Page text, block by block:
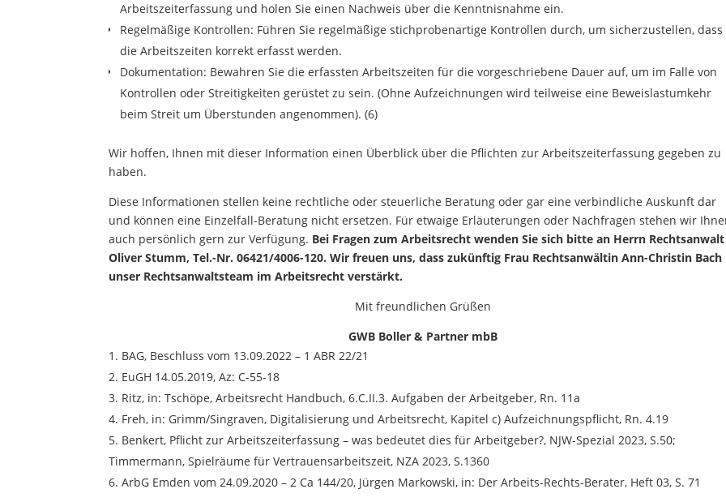
Arbeitszeiterfassung und holen Sie einen Nachweis über die Kenntnisnahme ein.
Regelmäßige Kontrollen: Führen Sie regelmäßige stichprobenartige Kontrollen durch, um sicherzustellen, dass
die Arbeitszeiten korrekt erfasst werden.
Dokumentation: Bewahren Sie die erfassten Arbeitszeiten für die vorgeschriebene Dauer auf, um im Falle von
Kontrollen oder Streitigkeiten gerüstet zu sein. (Ohne Aufzeichnungen wird teilweise eine Beweislastumkehr
beim Streit um Überstunden angenommen). (6)
Wir hoffen, Ihnen mit dieser Information einen Überblick über die Pflichten zur Arbeitszeiterfassung gegeben zu
haben.
Diese Informationen stellen keine rechtliche oder steuerliche Beratung oder gar eine verbindliche Auskunft dar
und können eine Einzelfall-Beratung nicht ersetzen. Für etwaige Erläuterungen oder Nachfragen stehen wir
auch persönlich gern zur Verfügung. Bei Fragen zum Arbeitsrecht wenden Sie sich bitte an Herrn Rechtsanwalt
Oliver Stumm, Tel.-Nr. 06421/4006-120.Wir freuen uns, dass zukünftig Frau Rechtsanwältin Ann-Christin Bach
unser Rechtsanwaltsteam im Arbeitsrecht verstärkt.
Mit freundlichen Grüßen
GWB Boller & Partner mbB
BAG, Beschluss vom 13.09.2022 – 1 ABR 22/21
EuGH 14.05.2019, Az: C-55-18
Ritz, in: Tschöpe, Arbeitsrecht Handbuch, 6.C.II.3. Aufgaben der Arbeitgeber, Rn. 11a
Freh, in: Grimm/Singraven, Digitalisierung und Arbeitsrecht, Kapitel c) Aufzeichnungspflicht, Rn. 4.19
Benkert, Pflicht zur Arbeitszeiterfassung – was bedeutet dies für Arbeitgeber?, NJW-Spezial 2023, S.50;
Timmermann, Spielräume für Vertrauensarbeitszeit, NZA 2023, S.1360
ArbG Emden vom 24.09.2020 – 2 Ca 144/20, Jürgen Markowski, in: Der Arbeits-Rechts-Berater, Heft 03, S. 71